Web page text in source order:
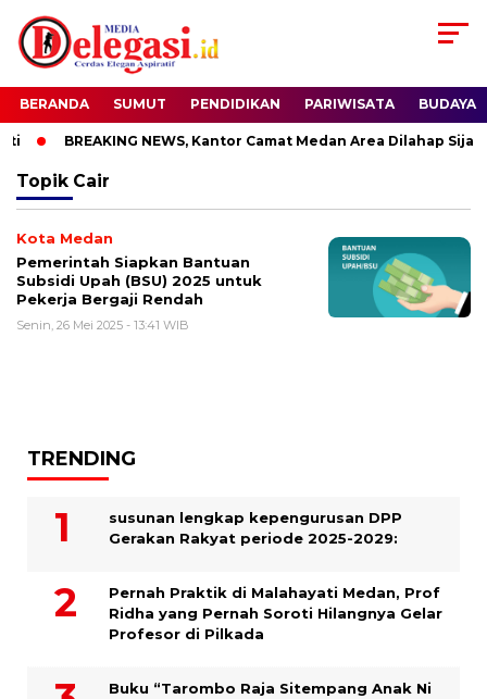
BERANDA SUMUT PENDIDIKAN PARIWISATA BUDAYA
BREAKING NEWS, Kantor Camat Medan Area Dilahap Sijago
Topik Cair
Kota Medan
Pemerintah Siapkan Bantuan
Subsidi Upah (BSU) 2025 untuk
Pekerja Bergaji Rendah
Senin, 26 Mei 2025 - 13:41 WIB
TRENDING
susunan lengkap kepengurusan DPP
Gerakan Rakyat periode 2025-2029:
Pernah Praktik di Malahayati Medan, Prof
Ridha yang Pernah Soroti Hilangnya Gelar
Profesor di Pilkada
Buku “Tarombo Raja Sitempang Anak Ni